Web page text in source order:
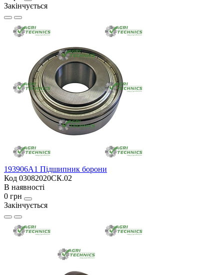
Закінчується
193906A1 Підшипник борони
Код 03082020СК.02
В наявності
0 грн
Закінчується